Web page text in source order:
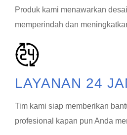
Produk kami menawarkan
memperindah dan
LAYANAN 24
Tim kami siap memberikan
profesional kapan pun Anda